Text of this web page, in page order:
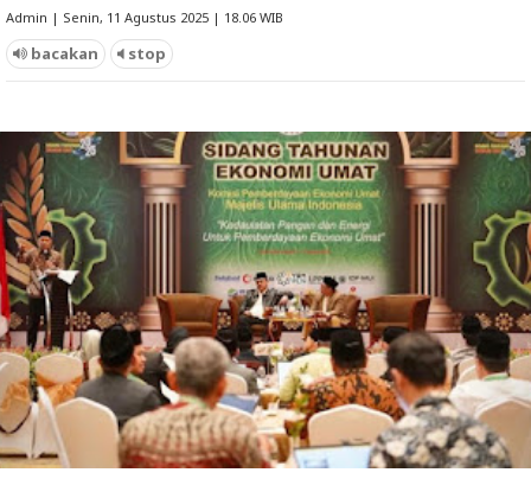
Admin | Senin, 11 Agustus 2025 | 18.06 WIB
bacakan stop